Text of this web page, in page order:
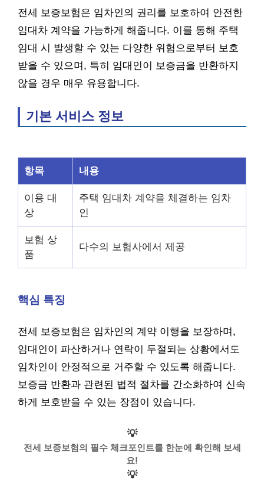
전세 보증보험은 임차인의 권리를 보호하여 안전한
임대차 계약을 가능하게 해줍니다. 이를 통해 주택
임대 시 발생할 수 있는 다양한 위험으로부터 보호
받을 수 있으며, 특히 임대인이 보증금을 반환하지
않을 경우 매우 유용합니다.
기본 서비스 정보
항목 내용
이용 대
상
주택 임대차 계약을 체결하는 임차
인
보험 상
품
다수의 보험사에서 제공
핵심 특징
전세 보증보험은 임차인의 계약 이행을 보장하며,
임대인이 파산하거나 연락이 두절되는 상황에서도
임차인이 안정적으로 거주할 수 있도록 해줍니다.
보증금 반환과 관련된 법적 절차를 간소화하여 신속
하게 보호받을 수 있는 장점이 있습니다.
💡
전세 보증보험의 필수 체크포인트를 한눈에 확인해 보세
요!
💡